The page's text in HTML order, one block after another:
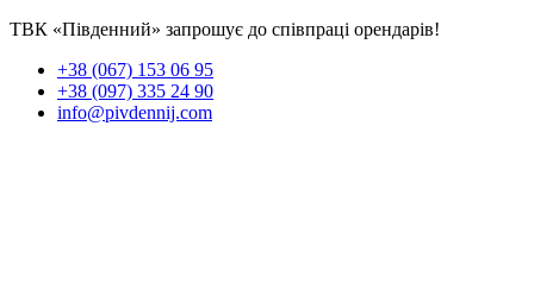
ТВК «Південний» запрошує до співпраці орендарів!
+38 (067) 153 06 95
+38 (097) 335 24 90
info@pivdennij.com